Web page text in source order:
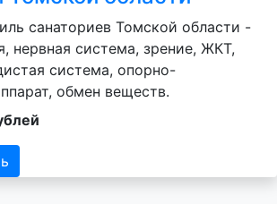
санаториев Томской области -
нервная система, зрение, ЖКТ,
система, опорно-
обмен веществ.